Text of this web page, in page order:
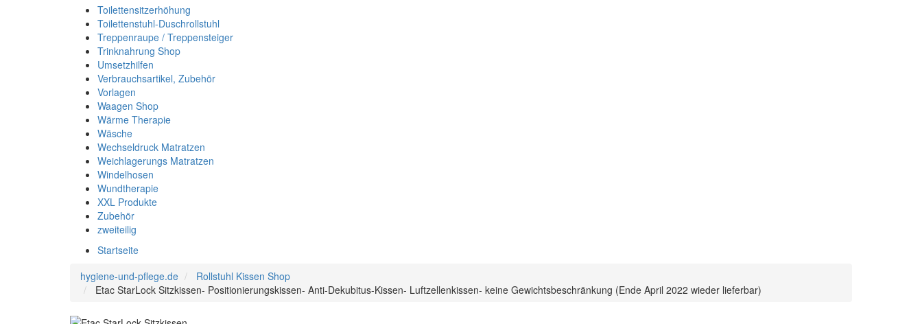
Toilettensitzerhöhung
Toilettenstuhl-Duschrollstuhl
Treppenraupe / Treppensteiger
Trinknahrung Shop
Umsetzhilfen
Verbrauchsartikel, Zubehör
Vorlagen
Waagen Shop
Wärme Therapie
Wäsche
Wechseldruck Matratzen
Weichlagerungs Matratzen
Windelhosen
Wundtherapie
XXL Produkte
Zubehör
zweiteilig
Startseite
hygiene-und-pflege.de
Rollstuhl Kissen Shop
Etac StarLock Sitzkissen- Positionierungskissen- Anti-Dekubitus-Kissen- Luftzellenkissen- keine Gewichtsbeschränkung (Ende April 2022 wieder lieferbar)